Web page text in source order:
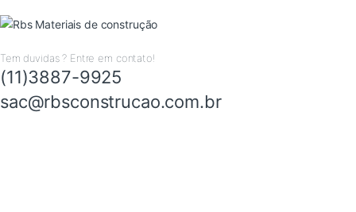
Tem duvidas ? Entre em contato!
(11)3887-9925
sac@rbsconstrucao.com.br